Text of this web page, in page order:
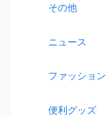
その他
ニュース
ファッション
便利グッズ